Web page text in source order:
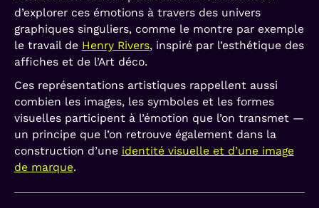
d’explorer ces émotions à travers des univers
graphiques singuliers, comme le montre par exemple
le travail de Henry Rivers, inspiré par l’esthétique des
affiches et de l’Art déco.
Ces représentations artistiques rappellent aussi
combien les images, les symboles et les formes
visuelles participent à l’émotion que l’on transmet —
un principe que l’on retrouve également dans la
construction d’une identité visuelle et d’une image
de marque.